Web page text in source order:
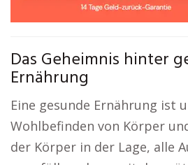
Das Geheimnis hinter
Ernährung
Eine gesunde Ernährung ist
Wohlbefinden von Körper
der Körper in der Lage, alle